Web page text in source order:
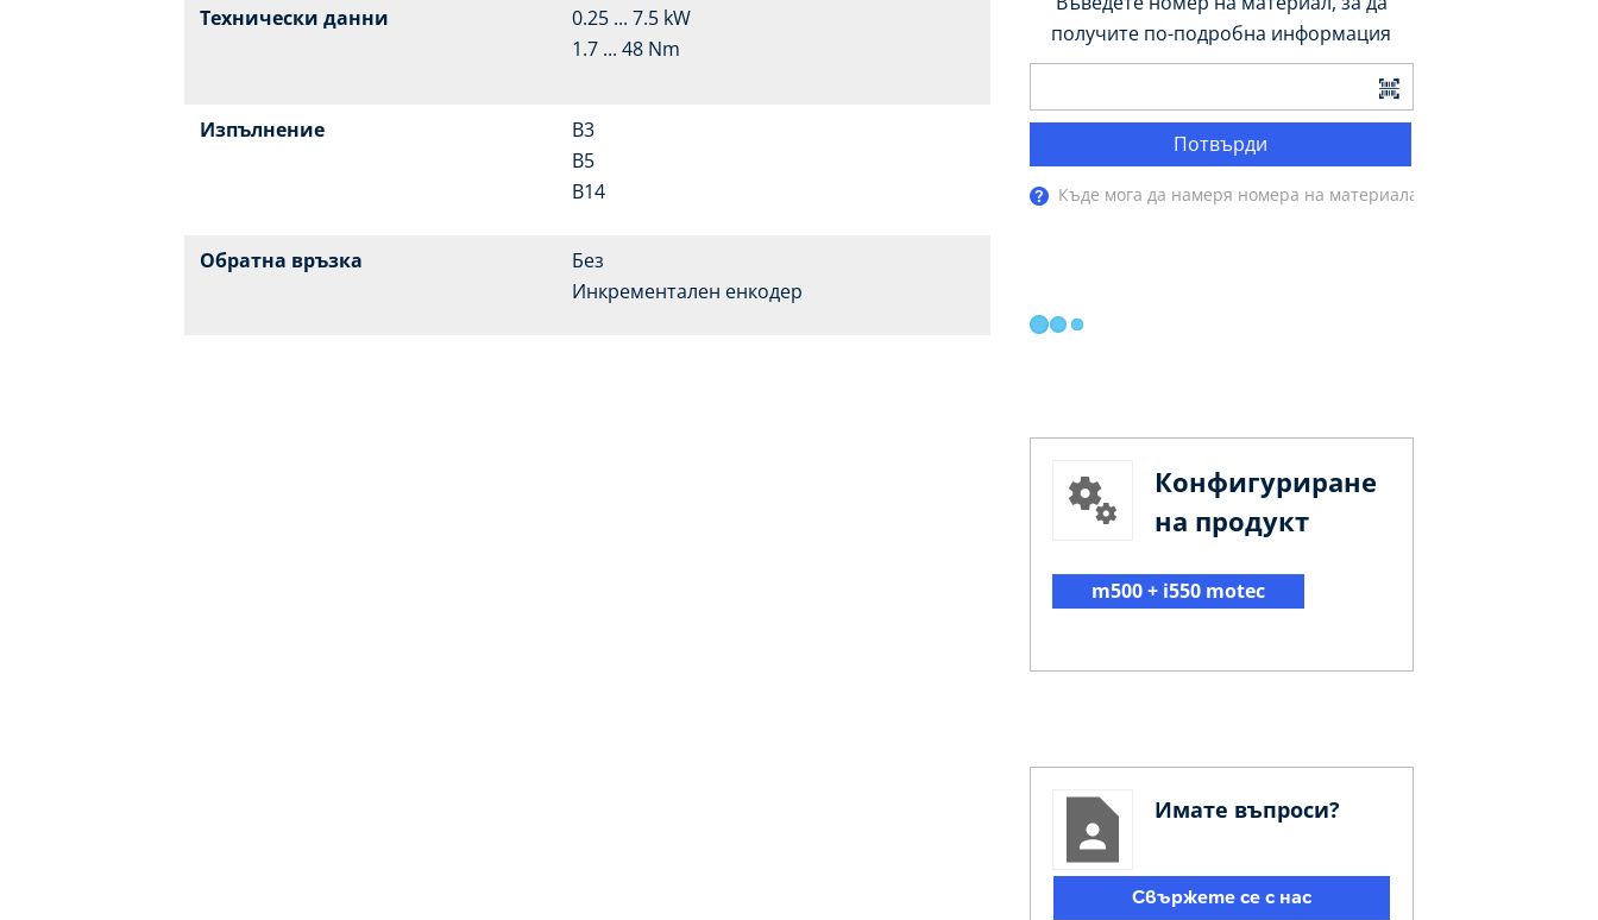
Технически данни
0.25 ... 7.5 kW
1.7 ... 48 Nm
Изпълнение
B3
B5
B14
Обратна връзка
Без
Инкрементален енкодер
получите по-подробна информация
Потвърди
Къде мога да намеря номера на материала?
Конфигуриране
на продукт
m500 + i550 motec
Имате въпроси?
Свържете се с нас